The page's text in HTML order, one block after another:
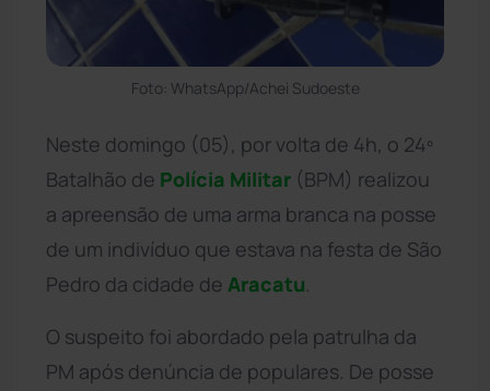
Foto: WhatsApp/Achei Sudoeste
Neste domingo (05), por volta de 4h, o 24º
Batalhão de Polícia Militar (BPM) realizou
a apreensão de uma arma branca na posse
de um indivíduo que estava na festa de São
Pedro da cidade de Aracatu
O suspeito foi abordado pela patrulha da
PM após denúncia de populares. De posse